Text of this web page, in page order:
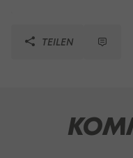
TEILEN